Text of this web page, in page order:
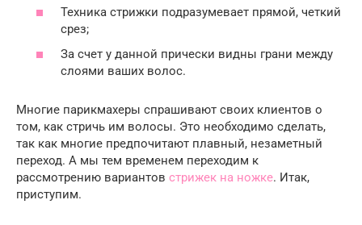
Техника стрижки подразумевает прямой, четкий
срез;
За счет у данной прически видны грани между
слоями ваших волос.
Многие парикмахеры спрашивают своих клиентов о
том, как стричь им волосы. Это необходимо сделать,
так как многие предпочитают плавный, незаметный
переход. А мы тем временем переходим к
рассмотрению вариантов стрижек на ножке. Итак,
приступим.